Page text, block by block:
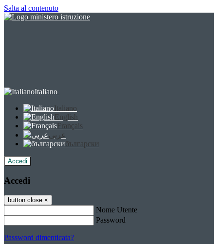
Salta al contenuto
Italiano
Italiano
English
Français
عربى
български
Accedi
Accedi
button close ×
Nome Utente
Password
Password dimenticata?